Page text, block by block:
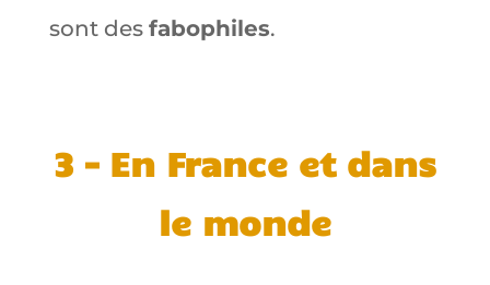
sont des fabophiles.
3 – En France et dans
le monde